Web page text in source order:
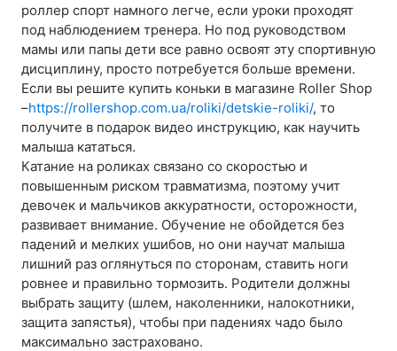
роллер спорт намного легче, если уроки проходят
под наблюдением тренера. Но под руководством
мамы или папы дети все равно освоят эту спортивную
дисциплину, просто потребуется больше времени.
Если вы решите купить коньки в магазине Roller Shop
–https://rollershop.com.ua/roliki/detskie-roliki/, то
получите в подарок видео инструкцию, как научить
малыша кататься.
Катание на роликах связано со скоростью и
повышенным риском травматизма, поэтому учит
девочек и мальчиков аккуратности, осторожности,
развивает внимание. Обучение не обойдется без
падений и мелких ушибов, но они научат малыша
лишний раз оглянуться по сторонам, ставить ноги
ровнее и правильно тормозить. Родители должны
выбрать защиту (шлем, наколенники, налокотники,
защита запястья), чтобы при падениях чадо было
максимально застраховано.